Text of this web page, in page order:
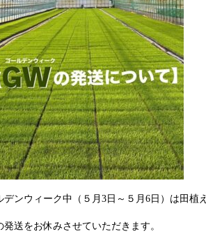
デンウィーク中（５月3日～５月6日）は田植
発送をお休みさせていただきます。